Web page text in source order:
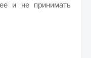
и не принимать